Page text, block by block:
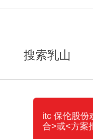
搜索乳山
itc 保伦股份
合>或<方案